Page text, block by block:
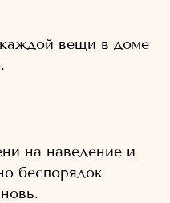
каждой вещи в доме
на наведение и
беспорядок